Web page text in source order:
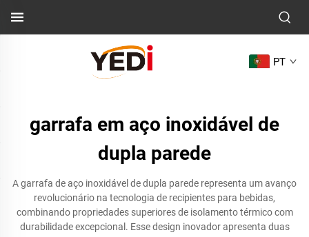
PT
garrafa em aço inoxidável de
dupla parede
A garrafa de aço inoxidável de dupla parede representa um avanço
revolucionário na tecnologia de recipientes para bebidas,
combinando propriedades superiores de isolamento térmico com
durabilidade excepcional. Esse design inovador apresenta duas